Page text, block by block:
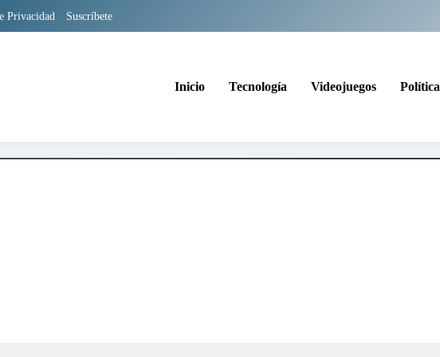
Privacidad Suscríbete
Inicio Tecnología Videojuegos Política